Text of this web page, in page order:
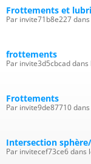
Frottements et
Par invite71b8e227
frottements
Par invite3d5cbcad
Frottements
Par invite9de87710
Intersection
Par invitecef73ce6